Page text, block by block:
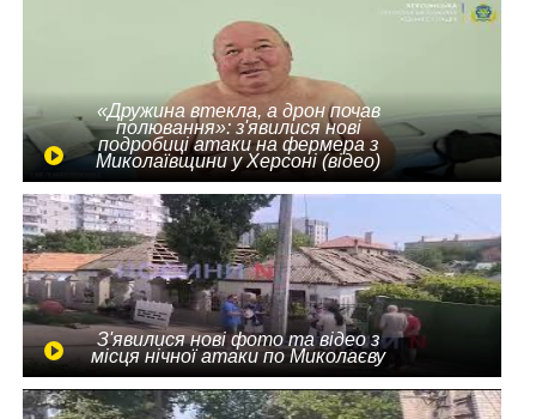
«Дружина втекла, а дрон почав
полювання»: з'явилися нові
подробиці атаки на фермера з
Миколаївщини у Херсоні (відео)
З'явилися нові фото та відео з
місця нічної атаки по Миколаєву